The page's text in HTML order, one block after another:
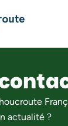
actualité ?